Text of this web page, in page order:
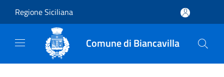
Regione Siciliana
Comune di Biancavilla